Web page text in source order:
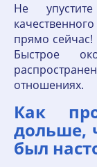
Не
прямо
Быстрое
отношениях.
Как
дольше,
был